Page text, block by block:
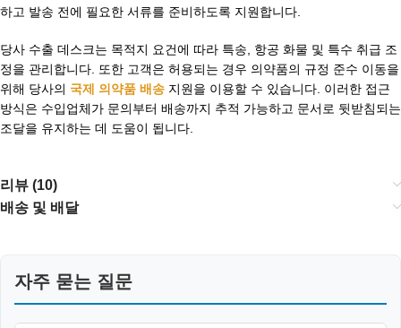
하고 발송 전에 필요한 서류를 준비하도록 지원합니다.
당사 수출 데스크는 목적지 요건에 따라 특송, 항공 화물 및 특수 취급 조
정을 관리합니다. 또한 고객은 허용되는 경우 의약품의 규정 준수 이동을
위해 당사의 국제 의약품 배송 지원을 이용할 수 있습니다. 이러한 접근
방식은 수입업체가 문의부터 배송까지 추적 가능하고 문서로 뒷받침되는
조달을 유지하는 데 도움이 됩니다.
리뷰 (10)
배송 및 배달
자주 묻는 질문